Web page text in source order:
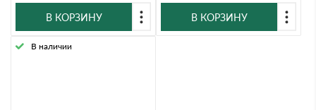
В КОРЗИНУ
В КОРЗИНУ
В наличии